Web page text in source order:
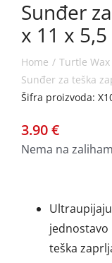
Sunđer
x 11 x 5,5
Home Turtle Wax
Sunđer za teška
Šifra proizvoda:
3.90€
Nema na
jednostavo
teška